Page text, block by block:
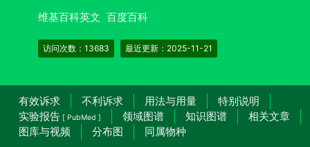
维基百科英文 百度百科
访问次数：13683 最近更新：2025-11-21
有效诉求 不利诉求 用法与用量
特别说明
实验报告 [ PubMed ] 领域图谱 知识图谱
相关文章
图库与视频
分布图 同属物种